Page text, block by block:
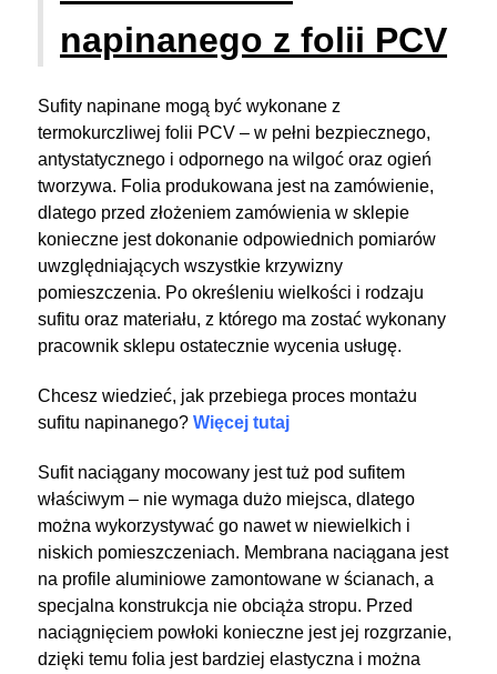
napinanego z folii PCV
Sufity napinane mogą być wykonane z
termokurczliwej folii PCV – w pełni bezpiecznego,
antystatycznego i odpornego na wilgoć oraz ogień
tworzywa. Folia produkowana jest na zamówienie,
dlatego przed złożeniem zamówienia w sklepie
konieczne jest dokonanie odpowiednich pomiarów
uwzględniających wszystkie krzywizny
pomieszczenia. Po określeniu wielkości i rodzaju
sufitu oraz materiału, z którego ma zostać wykonany
pracownik sklepu ostatecznie wycenia usługę.
Chcesz wiedzieć, jak przebiega proces montażu
sufitu napinanego? Więcej tutaj
Sufit naciągany mocowany jest tuż pod sufitem
właściwym – nie wymaga dużo miejsca, dlatego
można wykorzystywać go nawet w niewielkich i
niskich pomieszczeniach. Membrana naciągana jest
na profile aluminiowe zamontowane w ścianach, a
specjalna konstrukcja nie obciąża stropu. Przed
naciągnięciem powłoki konieczne jest jej rozgrzanie,
dzięki temu folia jest bardziej elastyczna i można